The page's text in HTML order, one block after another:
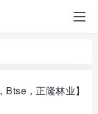
，正隆林业】